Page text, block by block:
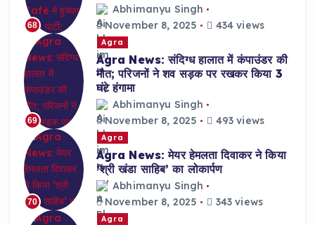
68
Abhimanyu Singh
November 8, 2025
434 views
69
Agra
Agra News: संदिग्ध हालात में कंपाउंडर की
मौत; परिजनों ने शव सड़क पर रखकर किया 3
घंटे हंगामा
Abhimanyu Singh
November 8, 2025
493 views
70
Agra
Agra News: मेयर हेमलता दिवाकर ने किया
‘श्री खंडा साहिब’ का लोकार्पण
Abhimanyu Singh
November 8, 2025
343 views
Agra